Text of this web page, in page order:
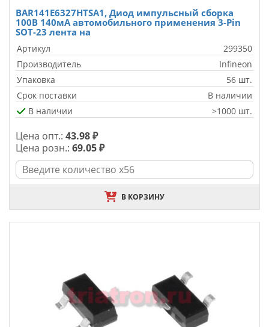
BAR141E6327HTSA1, Диод импульсный сборка
100В 140мА автомобильного применения 3-Pin
SOT-23 лента на
Артикул
299350
Производитель
Infineon
Упаковка
56 шт.
Срок поставки
В наличии
В наличии
>1000 шт.
Цена опт.: 43.98 ₽
Цена розн.: 69.05 ₽
В КОРЗИНУ